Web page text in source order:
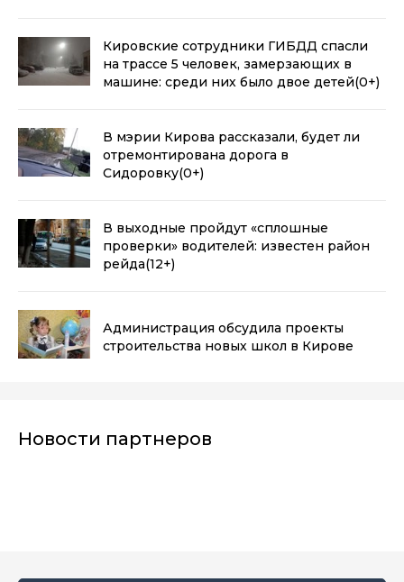
Кировские сотрудники ГИБДД спасли
на трассе 5 человек, замерзающих в
машине: среди них было двое детей(0+)
В мэрии Кирова рассказали, будет ли
отремонтирована дорога в
Сидоровку(0+)
В выходные пройдут «сплошные
проверки» водителей: известен район
рейда(12+)
Администрация обсудила проекты
строительства новых школ в Кирове
Новости партнеров